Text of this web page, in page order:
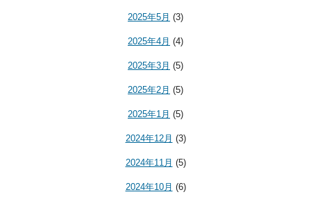
2025年5月 (3)
2025年4月 (4)
2025年3月 (5)
2025年2月 (5)
2025年1月 (5)
2024年12月 (3)
2024年11月 (5)
2024年10月 (6)